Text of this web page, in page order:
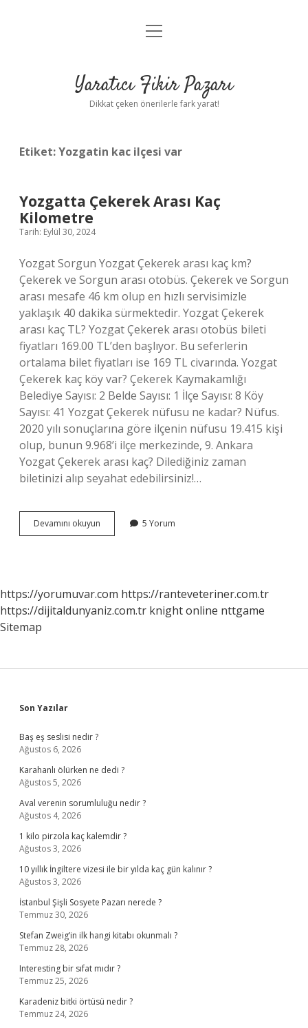
Anasayfa
Yasal Uyarı
menüyü
Yaratıcı Fikir Pazarı
Dikkat çeken önerilerle fark yarat!
Etiket:Yozgatin kac ilçesi var
Yozgatta Çekerek Arası Kaç
Kilometre
Tarih: Eylül 30, 2024
Yozgat Sorgun Yozgat Çekerek arası kaç km?
Çekerek ve Sorgun arası otobüs. Çekerek ve Sorgun
arası mesafe 46 km olup en hızlı servisimizle
yaklaşık 40 dakika sürmektedir. Yozgat Çekerek
arası kaç TL? Yozgat Çekerek arası otobüs bileti
fiyatları 169.00 TL’den başlıyor. Bu seferlerin
ortalama bilet fiyatları ise 169 TL civarında. Yozgat
Çekerek kaç köy var? Çekerek Kaymakamlığı
Belediye Sayısı: 2 Belde Sayısı: 1 İlçe Sayısı: 8 Köy
Sayısı: 41 Yozgat Çekerek nüfusu ne kadar? Nüfus.
2020 yılı sonuçlarına göre ilçenin nüfusu 19.415 kişi
olup, bunun 9.968’i ilçe merkezinde, 9. Ankara
Yozgat Çekerek arası kaç? Dilediğiniz zaman
biletinizi alıp seyahat edebilirsiniz!…
Devamını okuyun Yozgatta
Çekerek
5 Yorum
https://yorumuvar.com https://ranteveteriner.com.tr
https://dijitaldunyaniz.com.tr knight online nttgame
Sitemap
Sidebar
Son Yazılar
Baş eş seslisi nedir ?
Ağustos 6, 2026
Karahanlı ölürken ne dedi ?
Ağustos 5, 2026
Aval verenin sorumluluğu nedir ?
Ağustos 4, 2026
1 kilo pirzola kaç kalemdir ?
Ağustos 3, 2026
10 yıllık İngiltere vizesi ile bir yılda kaç gün kalınır ?
Ağustos 3, 2026
İstanbul Şişli Sosyete Pazarı nerede ?
Temmuz 30, 2026
Stefan Zweig’in ilk hangi kitabı okunmalı ?
Temmuz 28, 2026
Interesting bir sıfat mıdır ?
Temmuz 25, 2026
Karadeniz bitki örtüsü nedir ?
Temmuz 24, 2026